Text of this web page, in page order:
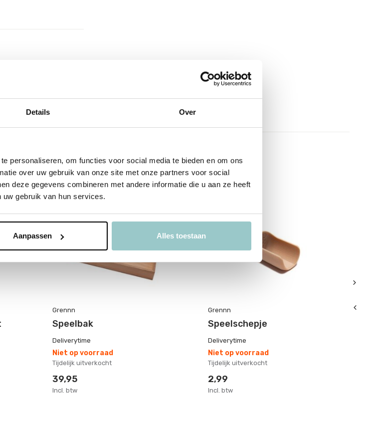
Details Over
personaliseren, om functies voor social media te bieden en om ons
over uw gebruik van onze site met onze partners voor social
deze gegevens combineren met andere informatie die u aan ze heeft
gebruik van hun services.
Aanpassen Alles toestaan
Grennn
Speelbak
Deliverytime
Niet op voorraad
Tijdelijk uitverkocht
39,95
Incl. btw
Grennn
Speelschepje
Deliverytime
Niet op voorraad
Tijdelijk uitverkocht
2,99
Incl. btw